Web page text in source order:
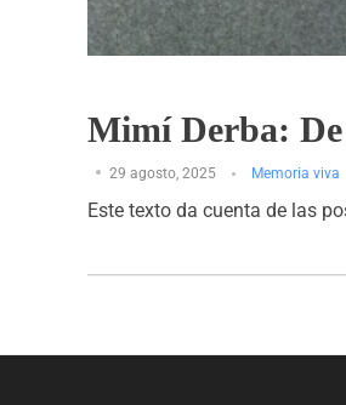
Mimí Derba:
29 agosto, 2025 Memoria viva
Este texto da cuenta de las